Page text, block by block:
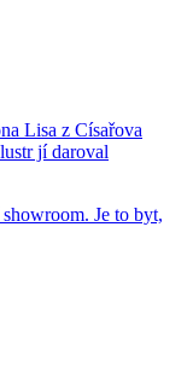
Lisa z Císařova
jí daroval
Je to byt,